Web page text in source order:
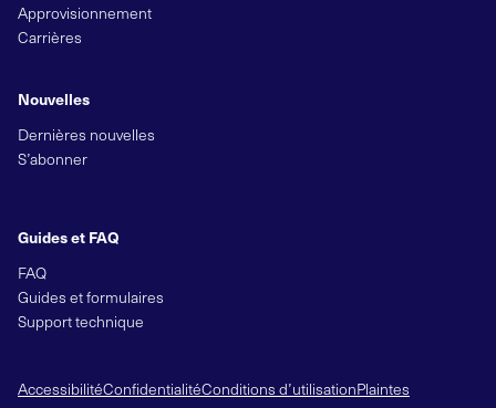
Approvisionnement
Carrières
Nouvelles
Dernières nouvelles
S’abonner
Guides et FAQ
FAQ
Guides et formulaires
Support technique
AccessibilitéConfidentialitéConditions d’utilisationPlaintes